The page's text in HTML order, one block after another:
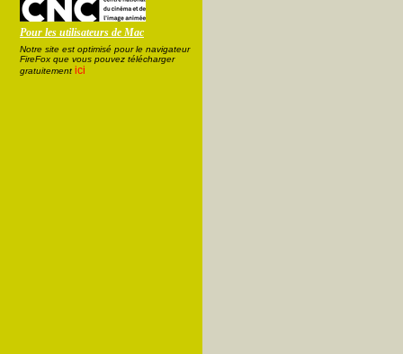
Pour les utilisateurs de Mac
Notre site est optimisé pour le navigateur
FireFox que vous pouvez télécharger
gratuitement ici